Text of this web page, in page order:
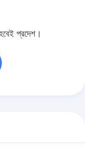
প্রদেশ।